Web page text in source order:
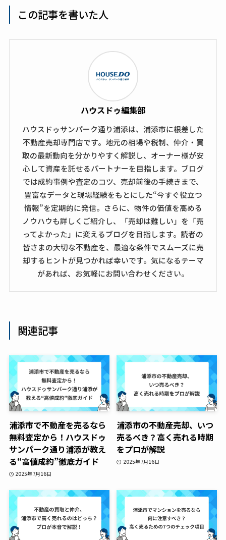
この記事を書いた人
ハウスドゥ編集部
ハウスドゥサンパーク通り浦添は、浦添市に根差した
不動産売却専門店です。地元の相場や税制、仲介・買
取の最新動向を分かりやすく解説し、オーナー様が安
心して資産を託せるパートナーを目指します。ブログ
では成約事例や査定のコツ、売却前後の手続きまで、
豊富なデータと現場経験をもとにした“今すぐ役立つ
情報”を定期的に発信。さらに、物件の価値を高める
ノウハウも詳しくご紹介し、「売却は難しい」を「売
ってよかった」に変えるブログを目指します。読者の
皆さまの大切な不動産を、最適な条件でスムーズに売
却するヒントが見つかれば幸いです。気になるテーマ
があれば、お気軽にお問い合わせください。
関連記事
浦添市で不動産を売るなら
無料査定から！ハウスドゥ
サンパーク通り浦添が教え
る“高値成約”徹底ガイド
2025年7月16日
浦添市の不動産売却、いつ
売るべき？高く売れる時期
をプロが解説
2025年7月16日